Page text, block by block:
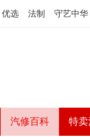
优选 法制 守艺中华
汽修百科 特卖